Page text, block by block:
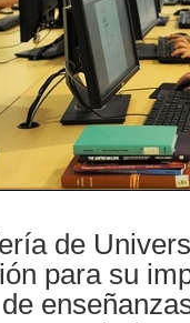
de
para su